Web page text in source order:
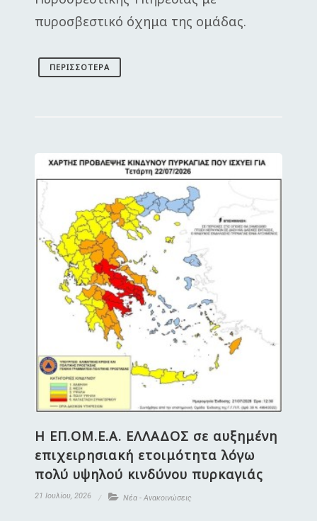
πυροσβεστικό όχημα της ομάδας.
ΠΕΡΙΣΣΌΤΕΡΑ
Η ΕΠ.ΟΜ.Ε.Α. ΕΛΛΑΔΟΣ σε αυξημένη
επιχειρησιακή ετοιμότητα λόγω
πολύ υψηλού κινδύνου πυρκαγιάς
21 Ιουλίου, 2026 Νέα - Ανακοινώσεις